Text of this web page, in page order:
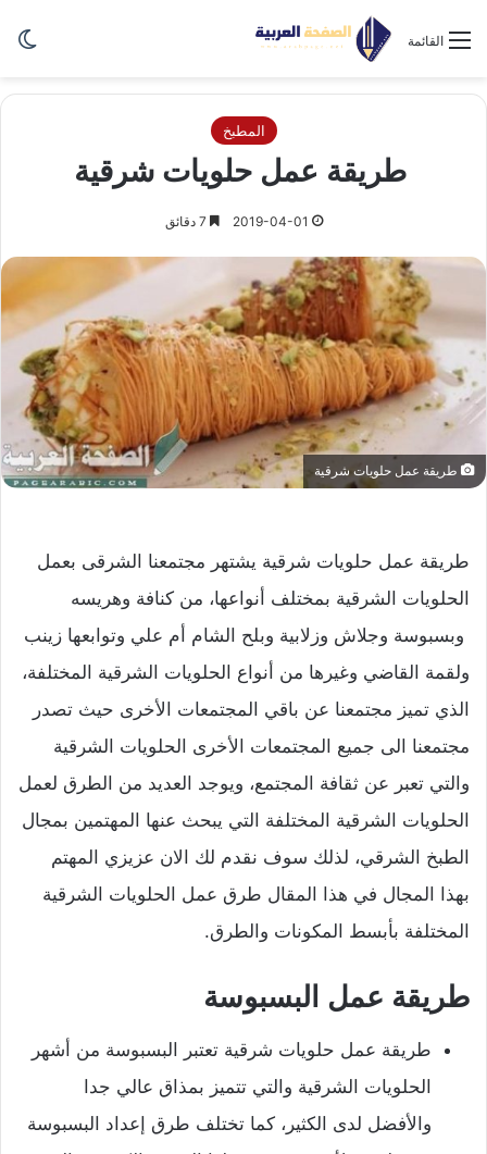
القائمة
المطبخ
طريقة عمل حلويات شرقية
2019-04-01
طريقة عمل حلويات شرقية
طريقة عمل حلويات شرقية يشتهر مجتمعنا الشرقى بعمل
الحلويات الشرقية بمختلف أنواعها، من كنافة وهريسه
وبسبوسة وجلاش وزلابية وبلح الشام أم علي وتوابعها زينب
ولقمة القاضي وغيرها من أنواع الحلويات الشرقية المختلفة،
الذي تميز مجتمعنا عن باقي المجتمعات الأخرى حيث تصدر
مجتمعنا الى جميع المجتمعات الأخرى الحلويات الشرقية
والتي تعبر عن ثقافة المجتمع، ويوجد العديد من الطرق لعمل
الحلويات الشرقية المختلفة التي يبحث عنها المهتمين بمجال
الطبخ الشرقي، لذلك سوف نقدم لك الان عزيزي المهتم
بهذا المجال في هذا المقال طرق عمل الحلويات الشرقية
المختلفة بأبسط المكونات والطرق.
طريقة عمل البسبوسة
طريقة عمل حلويات شرقية تعتبر البسبوسة من أشهر
الحلويات الشرقية والتي تتميز بمذاق عالي جدا
والأفضل لدى الكثير، كما تختلف طرق إعداد البسبوسة